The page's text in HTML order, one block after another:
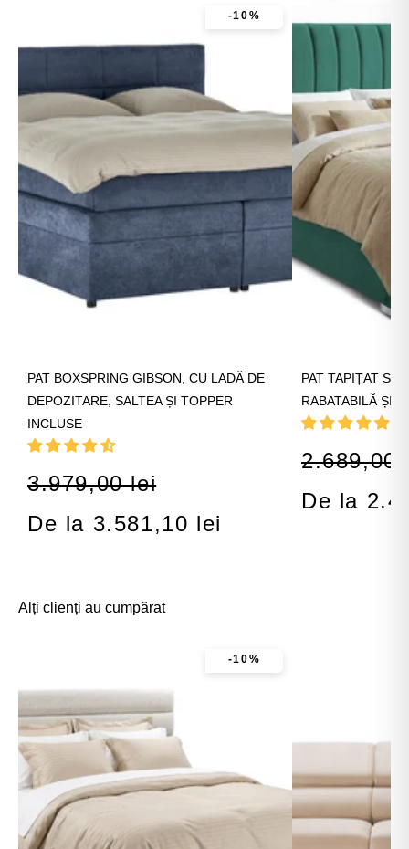
-10%
PAT BOXSPRING GIBSON, CU LADĂ DE
DEPOZITARE, SALTEA ȘI TOPPER
INCLUSE
3.979,00 lei
De la 3.581,10 lei
PAT TAPIȚAT
RABATABILĂ ȘI
2.689,00
De la
Alți clienți au cumpărat
-10%